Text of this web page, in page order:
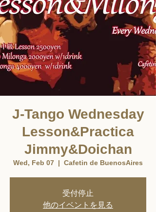
J-Tango Wednesday
Lesson&Practica
Jimmy&Doichan
Wed, Feb 07
  |
Cafetin de BuenosAires
受付停止
他のイベントを見る